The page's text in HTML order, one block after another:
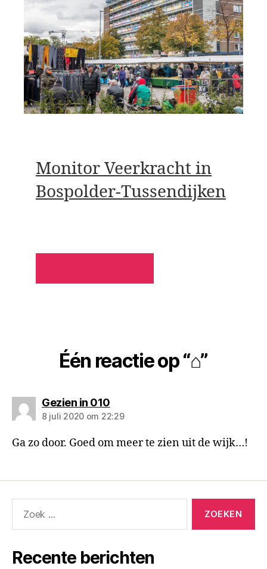
Monitor Veerkracht in
Bospolder-Tussendijken
Één reactie op “⌂”
Gezien in 010zegt:
8 juli 2020 om 22:29
Ga zo door. Goed om meer te zien uit de wijk…!
naar:
Recente berichten